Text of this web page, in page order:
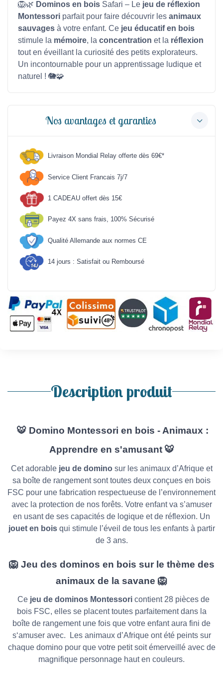
🦁🌿 Dominos en bois Safari – Le jeu de réflexion
Montessori parfait pour faire découvrir les animaux
sauvages à votre enfant. Ce jeu éducatif en bois
stimule la mémoire, la concentration et la réflexion
tout en éveillant la curiosité des petits explorateurs.
Un incontournable pour un apprentissage ludique et
naturel ! 🐘🧩
Nos avantages et garanties
Livraison Mondial Relay offerte dès 69€*
Service Client Francais 7j/7
1 CADEAU offert dès 15€
Payez 4X sans frais, 100% Sécurisé
Qualité Allemande aux normes CE
14 jours : Satisfait ou Remboursé
Description produit
🐯 Domino Montessori en bois - Animaux :
Apprendre en s'amusant 🐯
Cet adorable jeu de dominosur les animaux d’Afrique et
sa boîte de rangement sont toutes deux conçues en bois
FSC pour une fabrication respectueuse de l’environnement
avec la protection de nos forêts. Votre enfant va s’amuser
en usant de ses capacités de logique et de réflexion. Un
jouet en boisqui stimule l’éveil de tous les enfants à partir
de 3 ans.
🦁 Jeu des dominos en bois sur le thème des
animaux de la savane 🦁
Ce jeu de dominos Montessori contient 28 pièces de
bois FSC, elles se placent toutes parfaitement dans la
boîte de rangement une fois que votre enfant aura fini de
s‘amuser avec. Les animaux d’Afrique ont été peints sur
chaque domino pour que votre petit soit émerveillé avec de
magnifique personnage haut en couleurs.